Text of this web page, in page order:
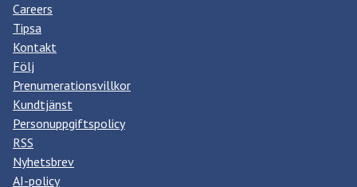
Careers
Tipsa
Kontakt
Följ
Prenumerationsvillkor
Kundtjänst
Personuppgiftspolicy
RSS
Nyhetsbrev
AI-policy